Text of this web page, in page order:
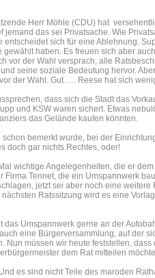
Herr Möhle (CDU) hat
jemand das sei Privatsache. Wie
entscheidet sich für eine Ablehnung.
gewählt haben. Es freuen sich aber
vor der Wahl versprach, alle
seine soziale Bedeutung hervor.
der Wahl. Gut …. Reese hat sich
dass sich die Stadt das
und KSW waren sichert. Etwas
das Gelände kaufen könnten.
schon bemerkt wurde, bei der
doch gar nichts Rechtes, oder!
wichtige Angelegenheiten, die er
Firma Tennet, die ein Umspannwerk
jetzt sei aber noch eine weitere
Ratssitzung wird es eine
das Umspannwerk gerne an der
eine Bürgerversammlung, auf der
Nun müssen wir heute feststellen, dass
dem Rat mitteilen
es sind nicht Teile des maroden